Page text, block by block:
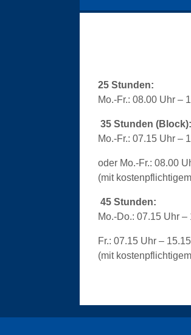
25 Stunden:
Mo.-Fr.: 08.00 Uhr –
35 Stunden (Block):
Mo.-Fr.: 07.15 Uhr –
oder Mo.-Fr.: 08.00
(mit
45 Stunden:
Mo.-Do.: 07.15 Uhr –
Fr.: 07.15 Uhr –
(mit